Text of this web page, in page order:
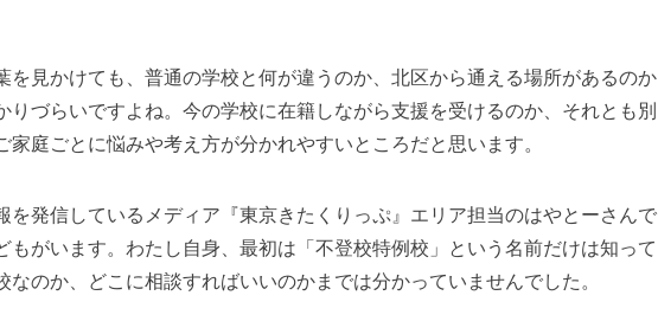
を見かけても、普通の学校と何が違うのか、北区から通える場所があるのか
りづらいですよね。今の学校に在籍しながら支援を受けるのか、それとも別
庭ごとに悩みや考え方が分かれやすいところだと思います。
を発信しているメディア『東京きたくりっぷ』エリア担当のはやとーさんで
もがいます。わたし自身、最初は「不登校特例校」という名前だけは知って
のか、どこに相談すればいいのかまでは分かっていませんでした。